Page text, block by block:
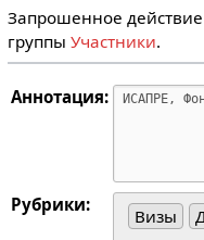
Запрошенное
группы Участники.
Аннотация:
Рубрики:
Визы